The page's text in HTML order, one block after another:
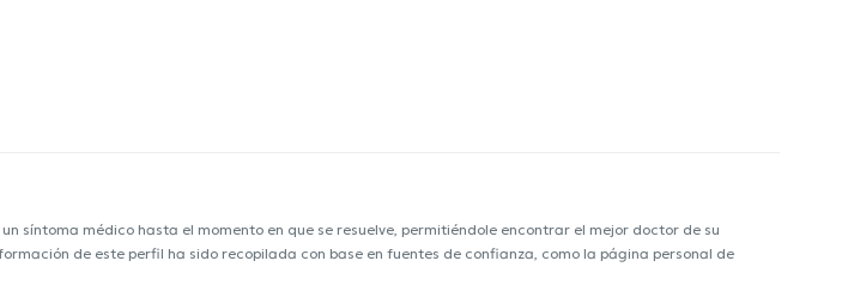
síntoma médico hasta el momento en que se resuelve, permitiéndole encontrar el mejor doctor de su
de este perfil ha sido recopilada con base en fuentes de confianza, como la página personal de